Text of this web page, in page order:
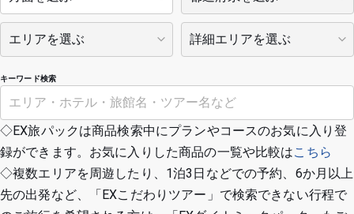
キーワード検索
◇EX旅パックは商品検索中にプランやコースのお気に入り登
録ができます。お気に入りした商品の一覧や比較はこちら
◇複数エリアを周遊したり、1泊3日などでの予約、6か月以上
先の出発など、「EXこだわりツアー」で検索できない行程で